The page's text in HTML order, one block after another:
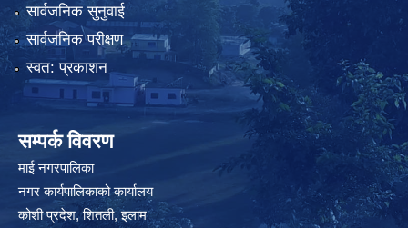
सार्वजनिक सुनुवाई
सार्वजनिक परीक्षण
स्वत: प्रकाशन
सम्पर्क विवरण
माई नगरपालिका
नगर कार्यपालिकाको कार्यालय
कोशी प्रदेश, शितली, इलाम